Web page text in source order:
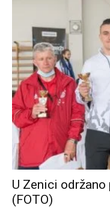
U Zenici
(FOTO)